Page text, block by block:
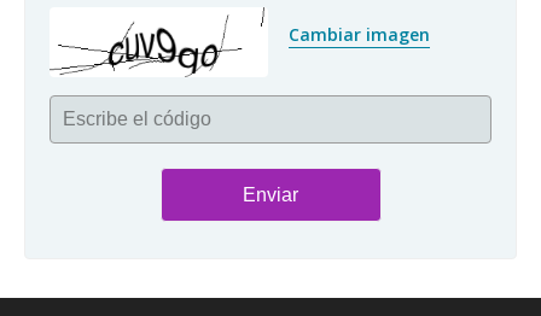
Cambiar imagen
Escribe el código